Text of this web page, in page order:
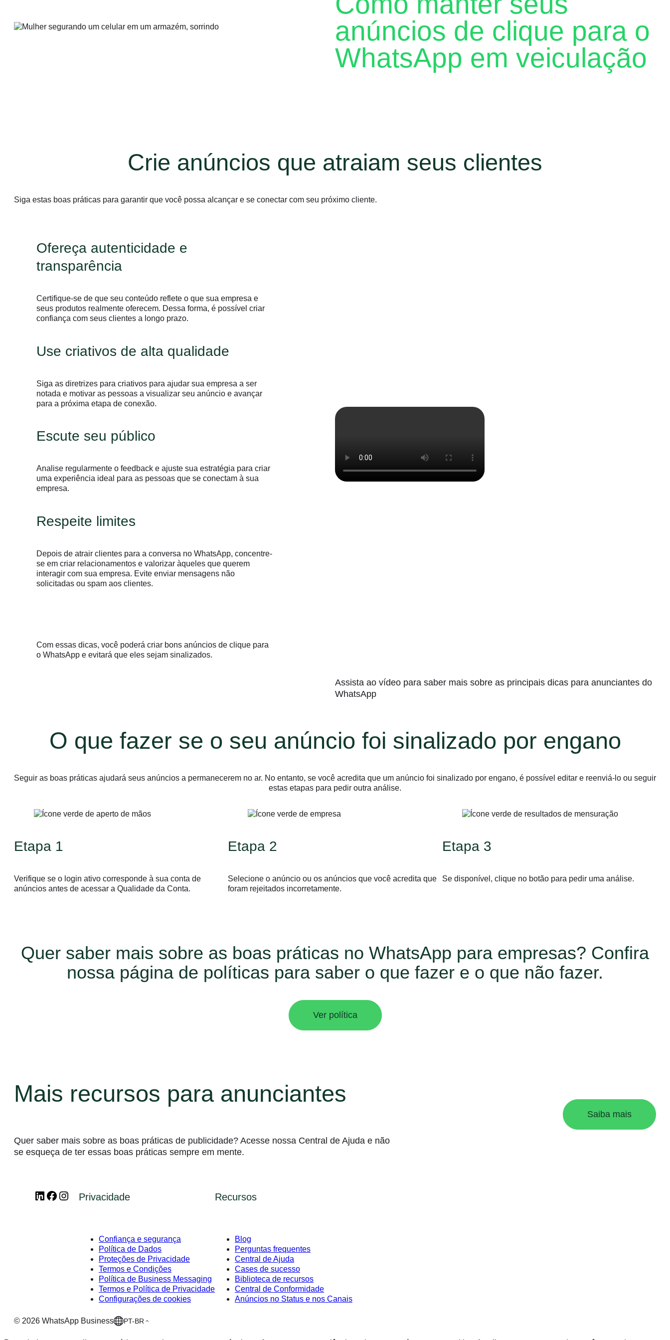
Plataforma comercial
Mensagens de autenticação
Mensagens de utilidade
App para Empresas
App para Empresas
Anúncios de clique para o WhatsApp
Anúncios de clique para o WhatsApp
Anúncios de clique para o WhatsApp
Biblioteca de recursos
Blog
Plataforma
Central do Desenvolvedor
Links para desenvolvedores
Links para desenvolvedores
Links para desenvolvedores
anúncios de clique para o
WhatsApp em veiculação
Crie anúncios que atraiam seus clientes
Siga estas boas práticas para garantir que você possa alcançar e se conectar com seu próximo cliente.
Ofereça autenticidade e
transparência
Certifique-se de que seu conteúdo reflete o que sua empresa e
seus produtos realmente oferecem. Dessa forma, é possível criar
confiança com seus clientes a longo prazo.
Use criativos de alta qualidade
Siga as diretrizes para criativos para ajudar sua empresa a ser
notada e motivar as pessoas a visualizar seu anúncio e avançar
para a próxima etapa de conexão.
Escute seu público
Analise regularmente o feedback e ajuste sua estratégia para criar
uma experiência ideal para as pessoas que se conectam à sua
empresa.
Respeite limites
Depois de atrair clientes para a conversa no WhatsApp, concentre-
se em criar relacionamentos e valorizar àqueles que querem
interagir com sua empresa. Evite enviar mensagens não
solicitadas ou spam aos clientes.
Com essas dicas, você poderá criar bons anúncios de clique para
o WhatsApp e evitará que eles sejam sinalizados.
Assista ao vídeo para saber mais sobre as principais dicas para anunciantes do
WhatsApp
O que fazer se o seu anúncio foi sinalizado por engano
Seguir as boas práticas ajudará seus anúncios a permanecerem no ar. No entanto, se você acredita que um anúncio foi sinalizado por engano, é possível editar e reenviá-lo ou seguir
estas etapas para pedir outra análise.
Etapa 1
Verifique se o login ativo corresponde à sua conta de
anúncios antes de acessar a Qualidade da Conta.
Etapa 2
Selecione o anúncio ou os anúncios que você acredita que
foram rejeitados incorretamente.
Etapa 3
Se disponível, clique no botão para pedir uma análise.
Quer saber mais sobre as boas práticas no WhatsApp para empresas? Confira
nossa página de políticas para saber o que fazer e o que não fazer.
Ver política
Mais recursos para anunciantes
Quer saber mais sobre as boas práticas de publicidade? Acesse nossa Central de Ajuda e não
se esqueça de ter essas boas práticas sempre em mente.
Saiba mais
LinkedInFacebook
Instagram
Privacidade
Confiança e segurança
Política de Dados
Proteções de Privacidade
Termos e Condições
Política de Business Messaging
Termos e Política de Privacidade
Configurações de cookies
Recursos
Blog
Perguntas frequentes
Central de Ajuda
Cases de sucesso
Biblioteca de recursos
Central de Conformidade
Anúncios no Status e nos Canais
© 2026 WhatsApp Business PT-BR